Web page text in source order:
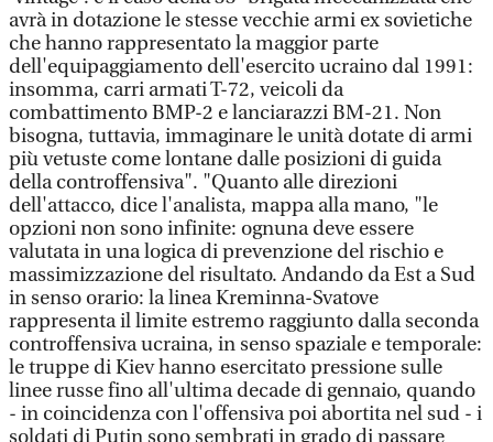
avrà in dotazione le stesse vecchie armi ex sovietiche
che hanno rappresentato la maggior parte
dell'equipaggiamento dell'esercito ucraino dal 1991:
insomma, carri armati T-72, veicoli da
combattimento BMP-2 e lanciarazzi BM-21. Non
bisogna, tuttavia, immaginare le unità dotate di armi
più vetuste come lontane dalle posizioni di guida
della controffensiva". "Quanto alle direzioni
dell'attacco, dice l'analista, mappa alla mano, "le
opzioni non sono infinite: ognuna deve essere
valutata in una logica di prevenzione del rischio e
massimizzazione del risultato. Andando da Est a Sud
in senso orario: la linea Kreminna-Svatove
rappresenta il limite estremo raggiunto dalla seconda
controffensiva ucraina, in senso spaziale e temporale:
le truppe di Kiev hanno esercitato pressione sulle
linee russe fino all'ultima decade di gennaio, quando
- in coincidenza con l'offensiva poi abortita nel sud - i
soldati di Putin sono sembrati in grado di passare